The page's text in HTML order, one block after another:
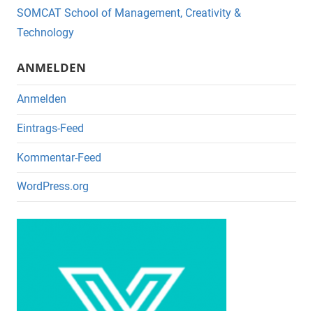
o
o
k
SOMCAT School of Management, Creativity &
Technology
ANMELDEN
Anmelden
Eintrags-Feed
Kommentar-Feed
WordPress.org